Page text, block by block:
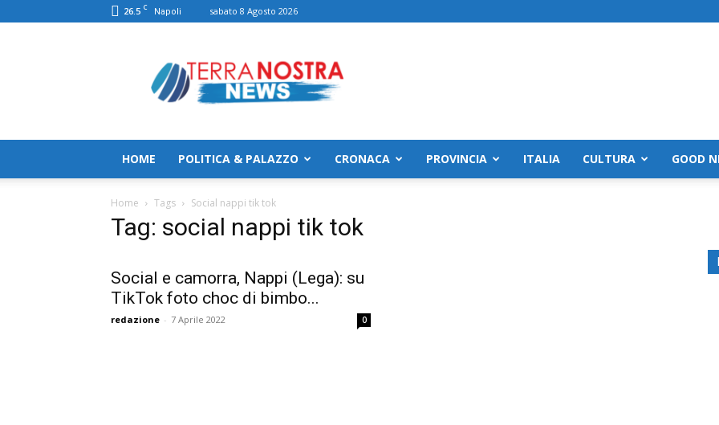
26.5 C Napoli sabato 8 Agosto 2026
HOME POLITICA & PALAZZO CRONACA PROVINCIA ITALIA CULTURA GOOD
Home Tags Social nappi tik tok
Tag: social nappi tik tok
Social e camorra, Nappi (Lega): su
TikTok foto choc di bimbo...
redazione - 7 Aprile 2022 0